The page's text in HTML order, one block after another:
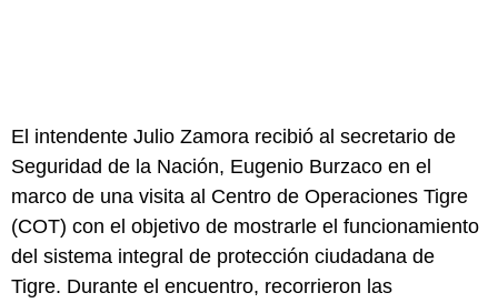
El intendente Julio Zamora recibió al secretario de
Seguridad de la Nación, Eugenio Burzaco en el
marco de una visita al Centro de Operaciones Tigre
(COT) con el objetivo de mostrarle el funcionamiento
del sistema integral de protección ciudadana de
Tigre. Durante el encuentro, recorrieron las